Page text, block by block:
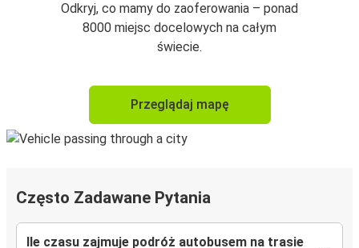
Odkryj, co mamy do zaoferowania – ponad
8000 miejsc docelowych na całym
świecie.
Przeglądaj mapę
Często Zadawane Pytania
Ile czasu zajmuje podróż autobusem na trasie